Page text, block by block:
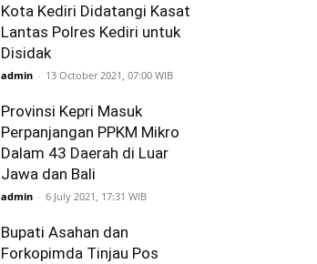
Kota Kediri Didatangi Kasat
Lantas Polres Kediri untuk
Disidak
admin - 13 October 2021, 07:00 WIB
Provinsi Kepri Masuk
Perpanjangan PPKM Mikro
Dalam 43 Daerah di Luar
Jawa dan Bali
admin - 6 July 2021, 17:31 WIB
Bupati Asahan dan
Forkopimda Tinjau Pos